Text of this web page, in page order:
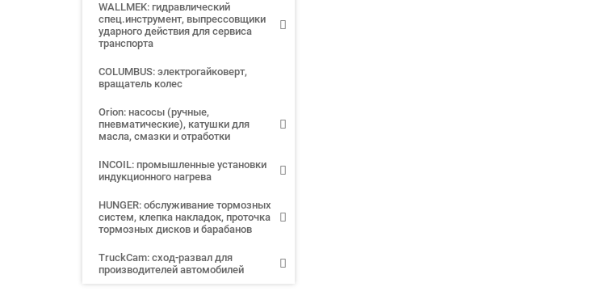
WALLMEK: гидравлический
спец.инструмент, выпрессовщики
ударного действия для сервиса
транспорта
COLUMBUS: электрогайковерт,
вращатель колес
Orion: насосы (ручные,
пневматические), катушки для
масла, смазки и отработки
INCOIL: промышленные установки
индукционного нагрева
HUNGER: обслуживание тормозных
систем, клепка накладок, проточка
тормозных дисков и барабанов
TruckCam: сход-развал для
производителей автомобилей